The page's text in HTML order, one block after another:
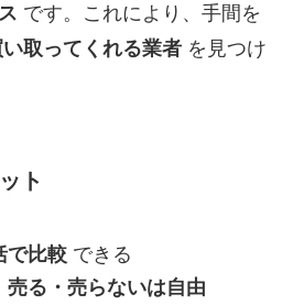
です。これにより、手間を
取ってくれる業者を見つけ
ト
で比較できる
る・売らないは自由